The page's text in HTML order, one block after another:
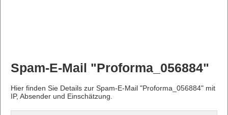
Spam-E-Mail "Proforma_056884"
Hier finden Sie Details zur Spam-E-Mail "Proforma_056884" mit
IP, Absender und Einschätzung.